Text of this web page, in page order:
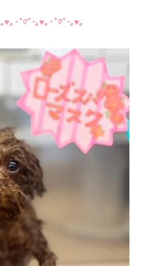
｡♥｡･ﾟ♡ﾟ･｡♥｡･ﾟ♡ﾟ･｡♥｡